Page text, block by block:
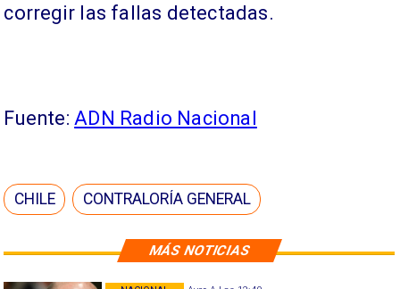
MÁS NOTICIAS
corregir las fallas detectadas.
Fuente: ADN Radio Nacional
CHILE CONTRALORÍA GENERAL